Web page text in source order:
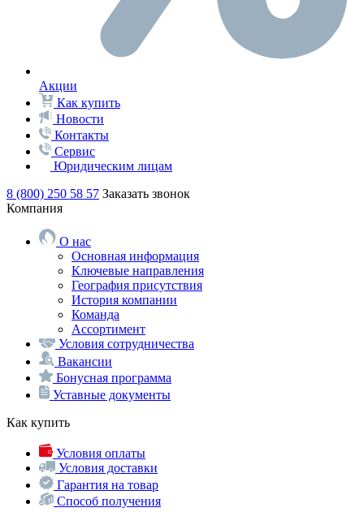
Акции
Как купить
Новости
Контакты
Сервис
Юридическим лицам
8 (800) 250 58 57 Заказать звонок
Компания
О нас
Основная информация
Ключевые направления
География присутствия
История компании
Команда
Ассортимент
Условия сотрудничества
Вакансии
Бонусная программа
Уставные документы
Как купить
Условия оплаты
Условия доставки
Гарантия на товар
Способ получения